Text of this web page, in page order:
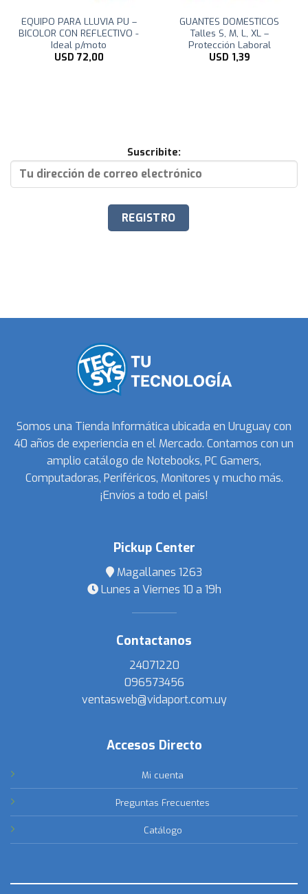
EQUIPO PARA LLUVIA PU –
BICOLOR CON REFLECTIVO -
Ideal p/moto
USD 72,00
GUANTES DOMESTICOS
Talles S, M, L, XL –
Protección Laboral
USD 1,39
Suscribite:
Somos una Tienda Informática ubicada en Uruguay con
40 años de experiencia en el Mercado. Contamos con un
amplio catálogo de Notebooks, PC Gamers,
Computadoras, Periféricos, Monitores y mucho más.
¡Envíos a todo el país!
Pickup Center
Magallanes 1263
Lunes a Viernes 10 a 19h
Contactanos
24071220
096573456
ventasweb@vidaport.com.uy
Accesos Directo
Mi cuenta
Preguntas Frecuentes
Catálogo